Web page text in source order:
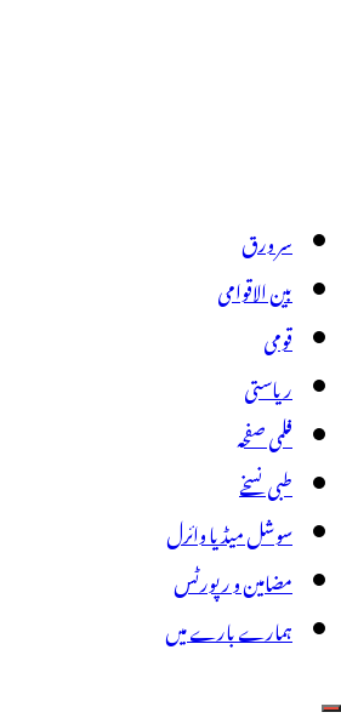
سر ورق
بین الاقوامی
قومی
ریاستی
فلمی صفحہ
طبی نسخے
سوشل میڈیا وائرل
مضامین و رپورٹس
ہمارے بارے میں